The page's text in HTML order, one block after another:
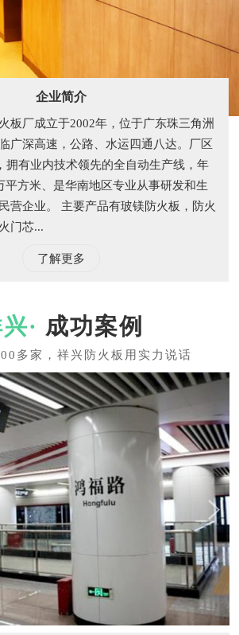
企业简介
板厂成立于2002年，位于广东珠三角洲
广深高速，公路、水运四通八达。厂区
拥有业内技术领先的全自动生产线，年
平方米、是华南地区专业从事研发和生
营企业。 主要产品有玻镁防火板，防火
门芯...
了解更多
成功案例